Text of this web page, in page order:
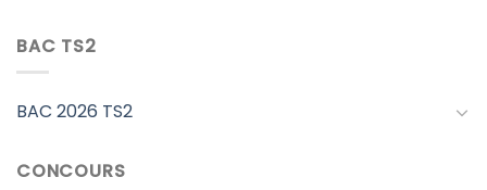
BAC TS2
BAC 2026 TS2
CONCOURS